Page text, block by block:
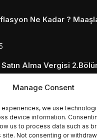
Manage Consent
we use
device information.
us to process data such as
site. Not consenting or
Ne Kadar ?
Alma Vergisi